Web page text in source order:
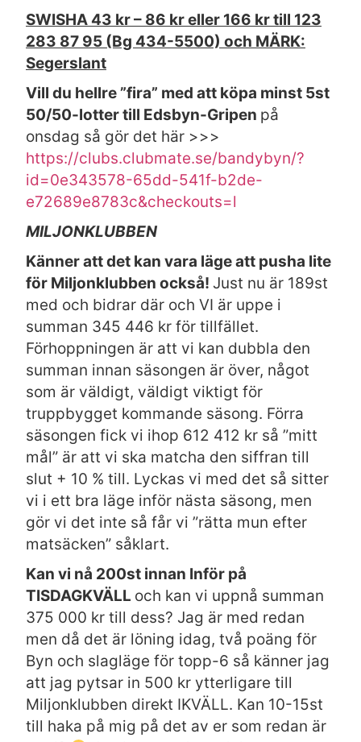
SWISHA 43 kr – 86 kr eller 166 kr till 123
283 87 95 (Bg 434-5500) och MÄRK:
Segerslant
Vill du hellre ”fira” med att köpa minst 5st
50/50-lotter till Edsbyn-Gripen på
onsdag så gör det här >>>
https://clubs.clubmate.se/bandybyn/?
id=0e343578-65dd-541f-b2de-
e72689e8783c&checkouts=l
MILJONKLUBBEN
Känner att det kan vara läge att pusha lite
för Miljonklubben också! Just nu är 189st
med och bidrar där och VI är uppe i
summan 345 446 kr för tillfället.
Förhoppningen är att vi kan dubbla den
summan innan säsongen är över, något
som är väldigt, väldigt viktigt för
truppbygget kommande säsong. Förra
säsongen fick vi ihop 612 412 kr så ”mitt
mål” är att vi ska matcha den siffran till
slut + 10 % till. Lyckas vi med det så sitter
vi i ett bra läge inför nästa säsong, men
gör vi det inte så får vi ”rätta mun efter
matsäcken” såklart.
Kan vi nå 200st innan Inför på
TISDAGKVÄLL och kan vi uppnå summan
375 000 kr till dess? Jag är med redan
men då det är löning idag, två poäng för
Byn och slagläge för topp-6 så känner jag
att jag pytsar in 500 kr ytterligare till
Miljonklubben direkt IKVÄLL. Kan 10-15st
till haka på mig på det av er som redan är